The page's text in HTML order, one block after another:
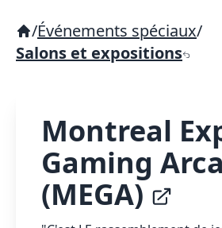
/Événements spéciaux/
Salons et expositions
Montreal
Gaming
(MEGA)